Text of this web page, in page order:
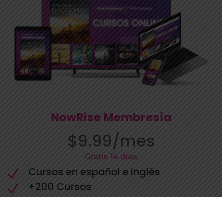
NowRise Membresía
$9.99/mes
Gratis 14 días
N Cursos en español e inglés
N +200 Cursos